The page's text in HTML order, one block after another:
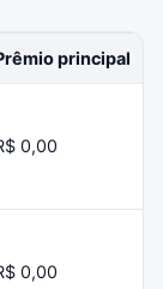
principal
0,00
0,00